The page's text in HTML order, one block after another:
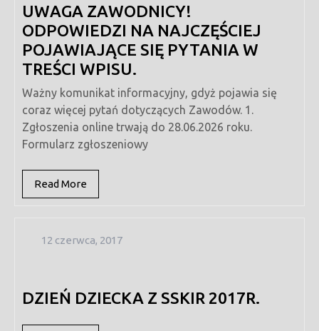
UWAGA ZAWODNICY!
ODPOWIEDZI NA NAJCZĘŚCIEJ
POJAWIAJĄCE SIĘ PYTANIA W
TREŚCI WPISU.
Ważny komunikat informacyjny, gdyż pojawia się
coraz więcej pytań dotyczących Zawodów. 1.
Zgłoszenia online trwają do 28.06.2026 roku.
Formularz zgłoszeniowy
Read More
More
12 czerwca, 201712
DZIEŃ DZIECKA Z SSKIR 2017R.